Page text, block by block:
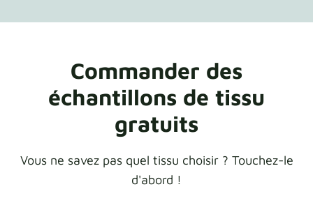
Commander des
échantillons de tissu
gratuits
Vous ne savez pas quel tissu choisir ? Touchez-le
d'abord !